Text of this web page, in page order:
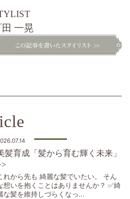
田 一晃
髪育成「髪から育む輝く未来」
れから先も 綺麗な髪でいたい。 そん
想いを抱くことはありませんか？ ✅綺
な髪を維持しづらくなっ...